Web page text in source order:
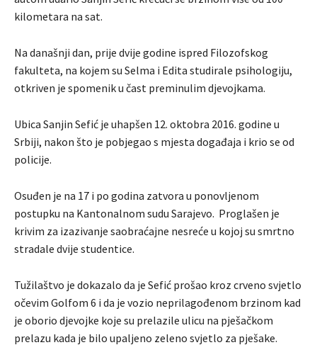
kilometara na sat.
Na današnji dan, prije dvije godine ispred Filozofskog
fakulteta, na kojem su Selma i Edita studirale psihologiju,
otkriven je spomenik u čast preminulim djevojkama.
Ubica Sanjin Sefić je uhapšen 12. oktobra 2016. godine u
Srbiji, nakon što je pobjegao s mjesta događaja i krio se od
policije.
Osuđen je na 17 i po godina zatvora u ponovljenom
postupku na Kantonalnom sudu Sarajevo. Proglašen je
krivim za izazivanje saobraćajne nesreće u kojoj su smrtno
stradale dvije studentice.
Tužilaštvo je dokazalo da je Sefić prošao kroz crveno svjetlo
očevim Golfom 6 i da je vozio neprilagođenom brzinom kad
je oborio djevojke koje su prelazile ulicu na pješačkom
prelazu kada je bilo upaljeno zeleno svjetlo za pješake.